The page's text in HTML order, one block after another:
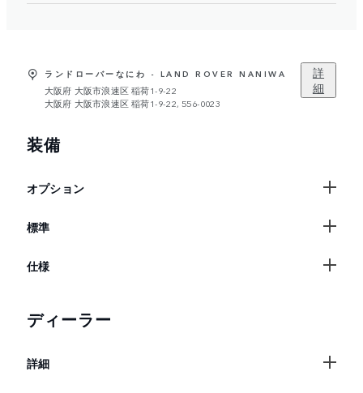
ランドローバーなにわ - LAND ROVER NANIWA
大阪府 大阪市浪速区 稲荷1-9-22
大阪府 大阪市浪速区 稲荷1-9-22, 556-0023
詳
細
装備
オプション
標準
仕様
ディーラー
詳細